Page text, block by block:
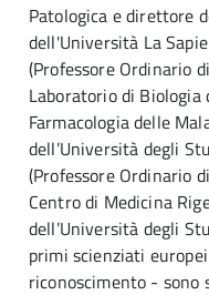
Patologica e direttore
dell'Università La
(Professore Ordinario
Laboratorio di
Farmacologia delle
dell’Università degli
(Professore Ordinario
Centro di Medicina
dell’Università degli
primi scienziati
riconoscimento -